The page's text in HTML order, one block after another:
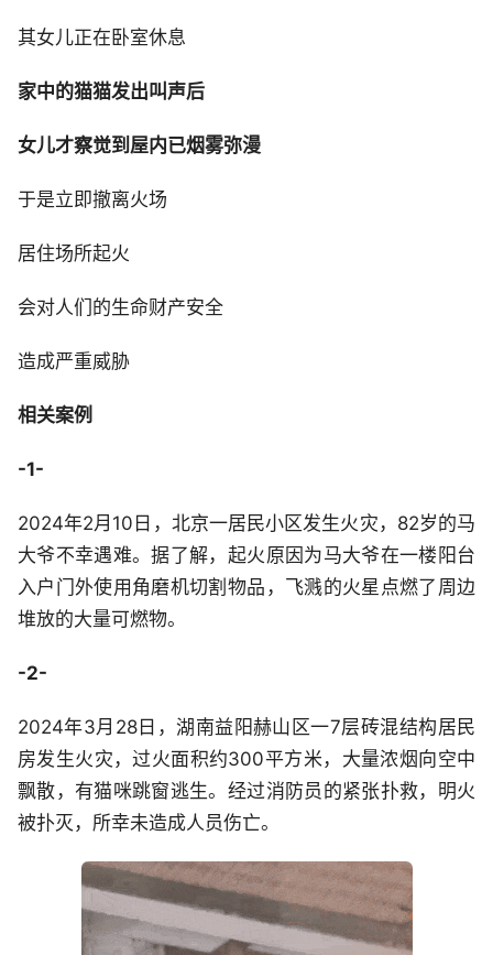
其女儿正在卧室休息
家中的猫猫发出叫声后
女儿才察觉到屋内已烟雾弥漫
于是立即撤离火场
居住场所起火
会对人们的生命财产安全
造成严重威胁
相关案例
-1-
2024年2月10日，北京一居民小区发生火灾，82岁的马
大爷不幸遇难。据了解，起火原因为马大爷在一楼阳台
入户门外使用角磨机切割物品，飞溅的火星点燃了周边
堆放的大量可燃物。
-2-
2024年3月28日，湖南益阳赫山区一7层砖混结构居民
房发生火灾，过火面积约300平方米，大量浓烟向空中
飘散，有猫咪跳窗逃生。经过消防员的紧张扑救，明火
被扑灭，所幸未造成人员伤亡。